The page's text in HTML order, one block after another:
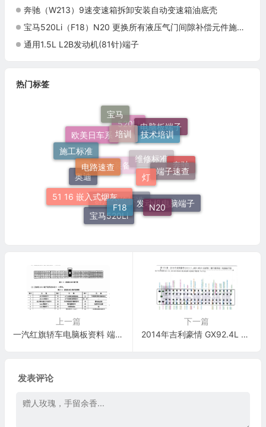
奔驰（W213）9速变速箱拆卸安装自动变速箱油底壳
宝马520Li（F18）N20 更换所有液压气门间隙补偿元件施工与复检标准
通用1.5L L2B发动机(81针)端子
热门标签
宝马520Li
群辉维修标准发动机电脑端子
N20
F18
51 16 嵌入式烟灰缸托架
奥迪 车身装备
维修标准 奔驰
端子速查
灯
电路速查
施工标准
欧美日车系
520Li电脑板端子
技术培训
培训
宝马
上一篇
一汽红旗轿车电脑板资料 端子图
下一篇
2014年吉利豪情 GX92.4L JLD-4G24发动机(德尔福系统)电脑端子图端子
发表评论